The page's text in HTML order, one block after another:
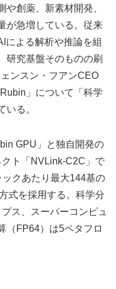
創薬、新素材開発、
が急増している。従来
による解析や推論を組
研究基盤そのものの刷
ンスン・フアンCEO
」について「科学
いる。
GPU」と独自開発の
クト「NVLink-C2C」で
クあたり最大144基の
式を採用する。科学分
ス、スーパーコンピュ
（FP64）は5ペタフロ